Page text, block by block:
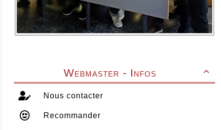

Webmaster - Infos
Nous contacter
Recommander